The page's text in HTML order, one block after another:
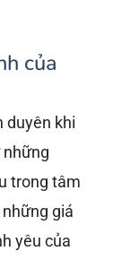
của
duyên khi
trong tâm
giá
yêu của